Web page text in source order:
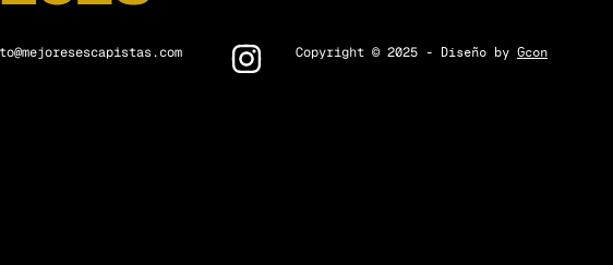
Copyright © 2025 - Diseño by Gcon